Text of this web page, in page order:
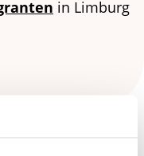
in Limburg